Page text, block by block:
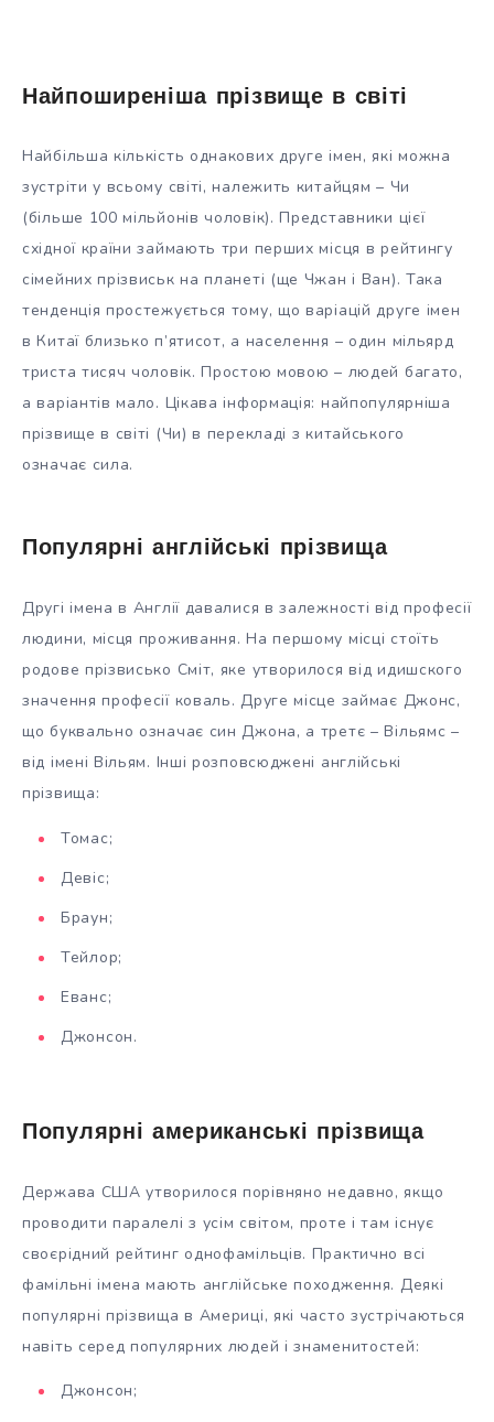
Найпоширеніша прізвище в світі
Найбільша кількість однакових друге імен, які можна
зустріти у всьому світі, належить китайцям – Чи
(більше 100 мільйонів чоловік). Представники цієї
східної країни займають три перших місця в рейтингу
сімейних прізвиськ на планеті (ще Чжан і Ван). Така
тенденція простежується тому, що варіацій друге імен
в Китаї близько п’ятисот, а населення – один мільярд
триста тисяч чоловік. Простою мовою – людей багато,
а варіантів мало. Цікава інформація: найпопулярніша
прізвище в світі (Чи) в перекладі з китайського
означає сила.
Популярні англійські прізвища
Другі імена в Англії давалися в залежності від професії
людини, місця проживання. На першому місці стоїть
родове прізвисько Сміт, яке утворилося від идишского
значення професії коваль. Друге місце займає Джонс,
що буквально означає син Джона, а третє – Вільямс –
від імені Вільям. Інші розповсюджені англійські
прізвища:
Томас;
Девіс;
Браун;
Тейлор;
Еванс;
Джонсон.
Популярні американські прізвища
Держава США утворилося порівняно недавно, якщо
проводити паралелі з усім світом, проте і там існує
своєрідний рейтинг однофамільців. Практично всі
фамільні імена мають англійське походження. Деякі
популярні прізвища в Америці, які часто зустрічаються
навіть серед популярних людей і знаменитостей:
Джонсон;